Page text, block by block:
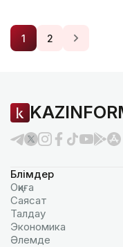
1 2
Бөлімдер
Оқиға
Саясат
Талдау
Экономика
Әлемде